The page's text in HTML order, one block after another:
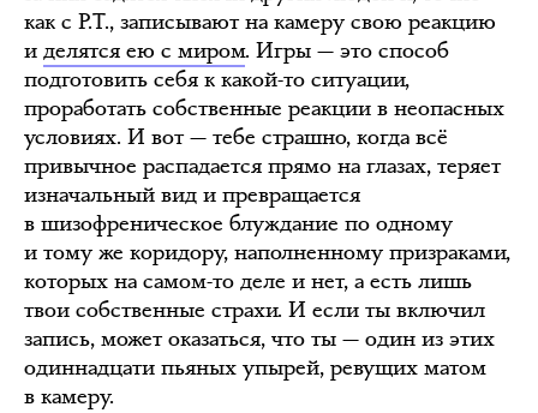
как с P.T., записывают на камеру свою реакцию
и делятся ею с миром. Игры — это способ
подготовить себя к какой-то ситуации,
проработать собственные реакции в неопасных
условиях. И вот — тебе страшно, когда всё
привычное распадается прямо на глазах, теряет
изначальный вид и превращается
в шизофреническое блуждание по одному
и тому же коридору, наполненному призраками,
которых на самом-то деле и нет, а есть лишь
твои собственные страхи. И если ты включил
запись, может оказаться, что ты — один из этих
одиннадцати пьяных упырей, ревущих матом
в камеру.